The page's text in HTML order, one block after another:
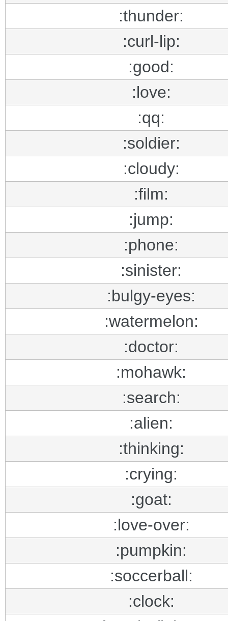
:thunder:
:curl-lip:
:good:
:love:
:qq:
:soldier:
:cloudy:
:film:
:jump:
:phone:
:sinister:
:bulgy-eyes:
:watermelon:
:doctor:
:mohawk:
:search:
:alien:
:thinking:
:crying:
:goat:
:love-over:
:pumpkin:
:soccerball:
:clock: